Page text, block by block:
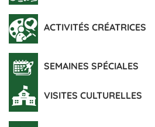
ACTIVITÉS CRÉATRICES
SEMAINES SPÉCIALES
VISITES CULTURELLES